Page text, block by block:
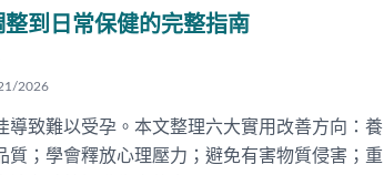
到日常保健的完整指南
2026
致難以受孕。本文整理六大實用改善方向：養
；學會釋放心理壓力；避免有害物質侵害；重